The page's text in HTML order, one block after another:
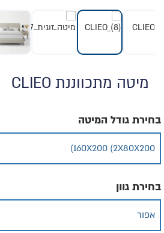
מיטה מתכווננת CLIEO
בחירת גודל המיטה
בחירת גוון